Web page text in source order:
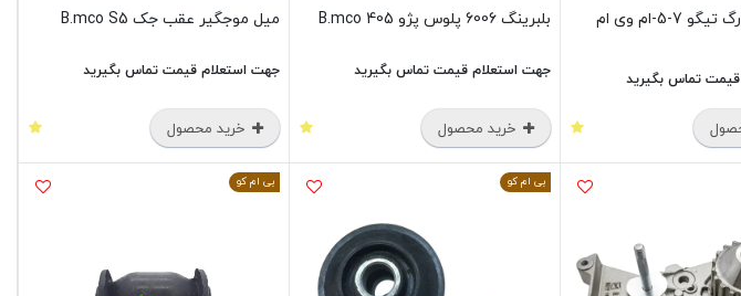
بوش طبق بزرگ تیگو 7-5-ام وی ام
تماس بگیرید
بلبرینگ 6006 پلوس پژو 405 B.mco
جهت استعلام قیمت تماس بگیرید
خرید محصول
میل موجگیر عقب جک B.mco S5
جهت استعلام قیمت تماس بگیرید
خرید محصول
بی ام کو بی ام کو